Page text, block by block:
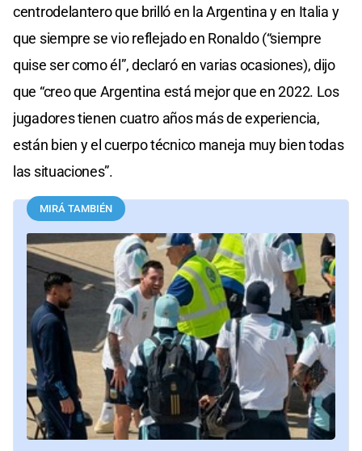
centrodelantero que brilló en la Argentina y en Italia y
que siempre se vio reflejado en Ronaldo (“siempre
quise ser como él”, declaró en varias ocasiones), dijo
que “creo que Argentina está mejor que en 2022. Los
jugadores tienen cuatro años más de experiencia,
están bien y el cuerpo técnico maneja muy bien todas
las situaciones”.
MIRÁ TAMBIÉN